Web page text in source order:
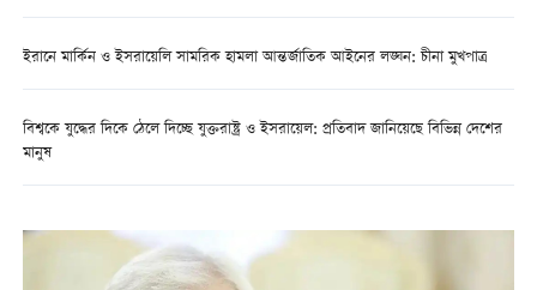
ইরানে মার্কিন ও ইসরায়েলি সামরিক হামলা আন্তর্জাতিক আইনের লঙ্ঘন: চীনা মুখপাত্র
বিশ্বকে যুদ্ধের দিকে ঠেলে দিচ্ছে যুক্তরাষ্ট্র ও ইসরায়েল: প্রতিবাদ জানিয়েছে বিভিন্ন দেশের
মানুষ